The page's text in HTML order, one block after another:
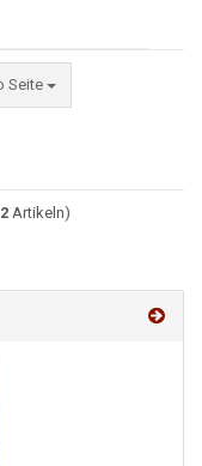
Seite
2 Artikeln)